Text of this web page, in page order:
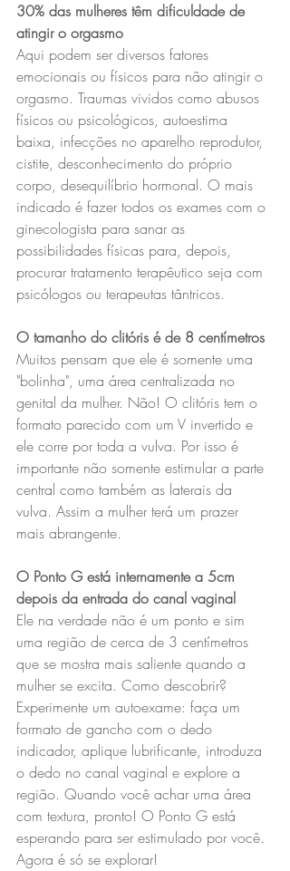
30% das mulheres têm dificuldade de
atingir o orgasmo
Aqui podem ser diversos fatores
emocionais ou físicos para não atingir o
orgasmo. Traumas vividos como abusos
físicos ou psicológicos, autoestima
baixa, infecções no aparelho reprodutor,
cistite, desconhecimento do próprio
corpo, desequilíbrio hormonal. O mais
indicado é fazer todos os exames com o
ginecologista para sanar as
possibilidades físicas para, depois,
procurar tratamento terapêutico seja com
psicólogos ou terapeutas tântricos.
O tamanho do clitóris é de 8 centímetros
Muitos pensam que ele é somente uma
"bolinha", uma área centralizada no
genital da mulher. Não! O clitóris tem o
formato parecido com um V invertido e
ele corre por toda a vulva. Por isso é
importante não somente estimular a parte
central como também as laterais da
vulva. Assim a mulher terá um prazer
mais abrangente.
O Ponto G está internamente a 5cm
depois da entrada do canal vaginal
Ele na verdade não é um ponto e sim
uma região de cerca de 3 centímetros
que se mostra mais saliente quando a
mulher se excita. Como descobrir?
Experimente um autoexame: faça um
formato de gancho com o dedo
indicador, aplique lubrificante, introduza
o dedo no canal vaginal e explore a
região. Quando você achar uma área
com textura, pronto! O Ponto G está
esperando para ser estimulado por você.
Agora é só se explorar!